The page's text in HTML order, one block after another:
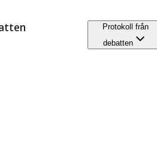
Protokoll från
debatten